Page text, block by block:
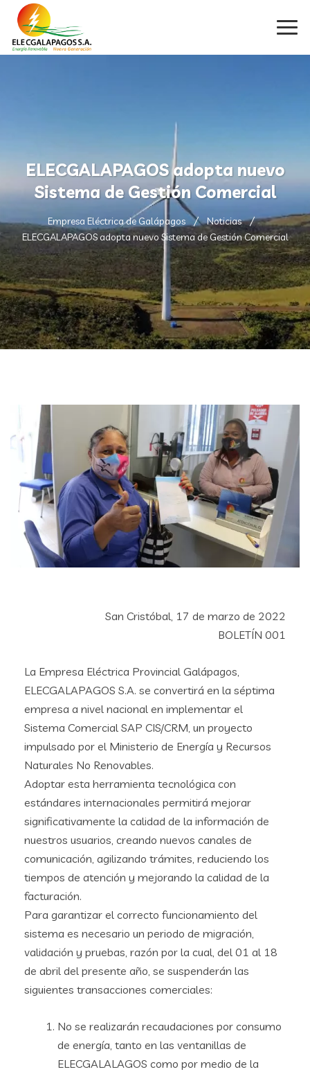
ELECGALAPAGOS adopta nuevo
Sistema de Gestión Comercial
Empresa Eléctrica de Galápagos
Noticias
ELECGALAPAGOS adopta nuevo Sistema de Gestión Comercial
San Cristóbal, 17 de marzo de 2022
BOLETÍN 001
La Empresa Eléctrica Provincial Galápagos,
ELECGALAPAGOS S.A. se convertirá en la séptima
empresa a nivel nacional en implementar el
Sistema Comercial SAP CIS/CRM, un proyecto
impulsado por el Ministerio de Energía y Recursos
Naturales No Renovables.
Adoptar esta herramienta tecnológica con
estándares internacionales permitirá mejorar
significativamente la calidad de la información de
nuestros usuarios, creando nuevos canales de
comunicación, agilizando trámites, reduciendo los
tiempos de atención y mejorando la calidad de la
facturación.
Para garantizar el correcto funcionamiento del
sistema es necesario un periodo de migración,
validación y pruebas, razón por la cual, del 01 al 18
de abril del presente año, se suspenderán las
siguientes transacciones comerciales:
No se realizarán recaudaciones por consumo
de energía, tanto en las ventanillas de
ELECGALALAGOS como por medio de la